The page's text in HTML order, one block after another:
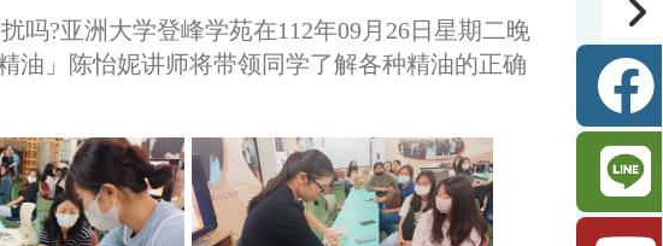
吗?亚洲大学登峰学苑在112年09月26日星期二晚
油」陈怡妮讲师将带领同学了解各种精油的正确